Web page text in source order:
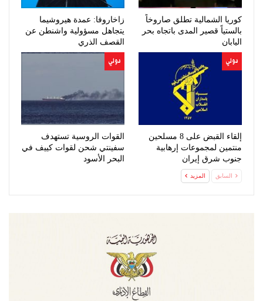
كوريا الشمالية تطلق صاروخاً
بالستياً قصير المدى باتجاه بحر
اليابان
زاخاروفا: عمدة هيروشيما
يتجاهل مسؤولية واشنطن عن
القصف الذري
دولي
إلقاء القبض على 8 مسلحين
منتمين لمجموعات إرهابية
جنوب شرق إيران
دولي
القوات الروسية تستهدف
سفينتي شحن لقوات كييف في
البحر الأسود
السابق المزيد